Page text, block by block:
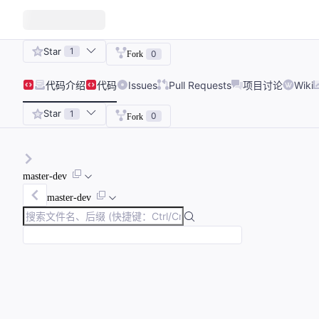
Star 1 Fork 0
代码介绍 代码 Issues Pull Requests 项目讨论 Wiki
Star 1 Fork 0
master-dev
master-dev